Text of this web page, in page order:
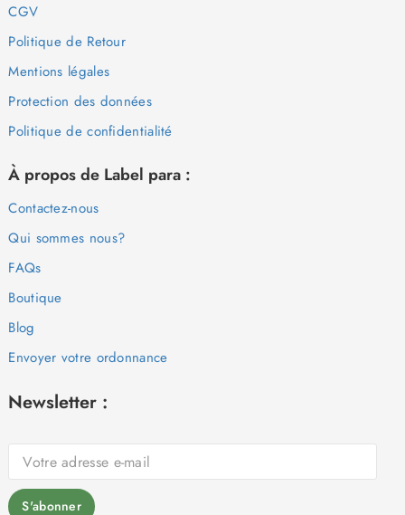
CGV
Politique de Retour
Mentions légales
Protection des données
Politique de confidentialité
À propos de Label para :
Contactez-nous
Qui sommes nous?
FAQs
Boutique
Blog
Envoyer votre ordonnance
Newsletter :